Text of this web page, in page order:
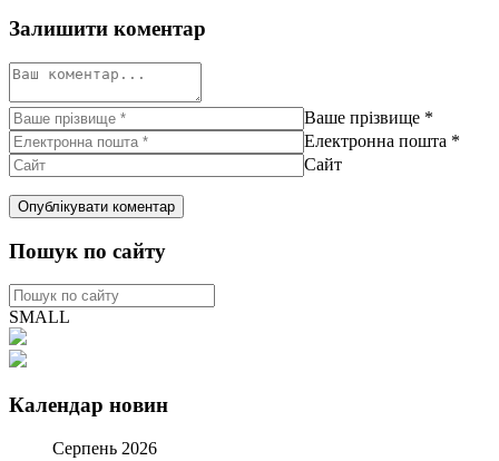
Залишити коментар
Ваше прізвище *
Електронна пошта *
Сайт
Пошук по сайту
SMALL
Календар новин
Серпень 2026